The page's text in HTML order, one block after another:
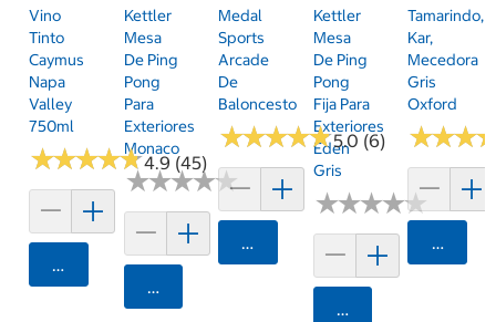
Vino
Tinto
Caymus
Napa
Valley
750ml
★★★★★
★★★★★4.9 (45)
Agregar
Kettler
Mesa
De Ping
Pong
Para
Exteriores
Monaco
★★★★★
★★★★★
Agregar
Medal
Sports
Arcade
De
Baloncesto
★★★★★
★★★★★5.0 (6)
Agregar
Kettler
Mesa
De Ping
Pong
Fija Para
Exteriores
Eden
Gris
★★★★★
★★★★★
Agregar
Tamarindo,
Kar,
Mecedora
Gris
Oxford
★★★
★★★